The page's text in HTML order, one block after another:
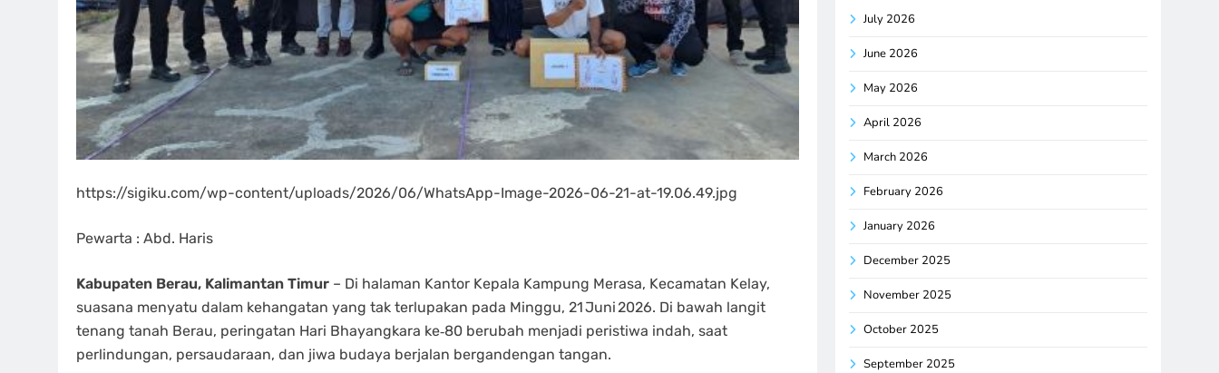
https://sigiku.com/wp-content/uploads/2026/06/WhatsApp-Image-2026-06-21-at-19.06.49.jpg
Pewarta : Abd. Haris
Kabupaten Berau, Kalimantan Timur – Di halaman Kantor Kepala Kampung Merasa, Kecamatan Kelay,
suasana menyatu dalam kehangatan yang tak terlupakan pada Minggu, 21 Juni 2026. Di bawah langit
tenang tanah Berau, peringatan Hari Bhayangkara ke‑80 berubah menjadi peristiwa indah, saat
perlindungan, persaudaraan, dan jiwa budaya berjalan bergandengan tangan.
July 2026
June 2026
May 2026
April 2026
March 2026
February 2026
January 2026
December 2025
November 2025
October 2025
September 2025